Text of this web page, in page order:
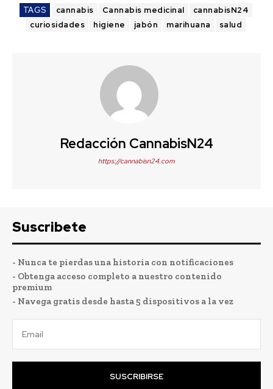
TAGS cannabis Cannabis medicinal
cannabisN24
curiosidades
higiene jabón marihuana salud
Redacción CannabisN24
https://cannabisn24.com
Suscribete
- Nunca te pierdas una historia con notificaciones
- Obtenga acceso completo a nuestro contenido
premium
- Navega gratis desde hasta 5 dispositivos a la vez
SUSCRIBIRSE